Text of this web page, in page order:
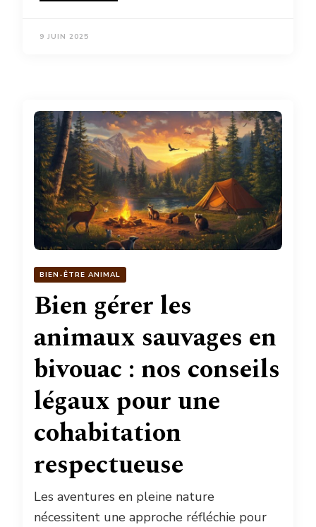
9 JUIN 2025
BIEN-ÊTRE ANIMAL
Bien gérer les
animaux sauvages en
bivouac : nos conseils
légaux pour une
cohabitation
respectueuse
Les aventures en pleine nature
nécessitent une approche réfléchie pour